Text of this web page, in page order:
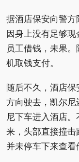
据酒店保安向警
因身上没有足够
员工借钱，未果
机取钱支付。
随后不久，酒店
方向驶去，凯尔
尼下车进入酒店
来，头部直接撞
并未停车下来查看